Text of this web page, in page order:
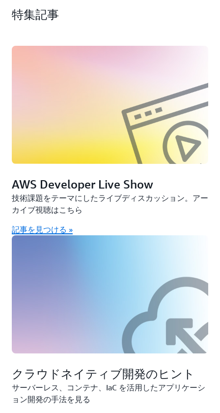
特集記事
AWS Developer Live Show
技術課題をテーマにしたライブディスカッション。アー
カイブ視聴はこちら
記事を見つける »
クラウドネイティブ開発のヒント
サーバーレス、コンテナ、IaC を活用したアプリケーシ
ョン開発の手法を見る